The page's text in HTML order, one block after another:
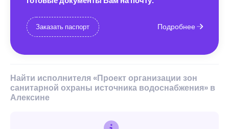
Заказать паспорт Подробнее
Найти исполнителя «Проект организации зон
санитарной охраны источника водоснабжения» в
Алексине